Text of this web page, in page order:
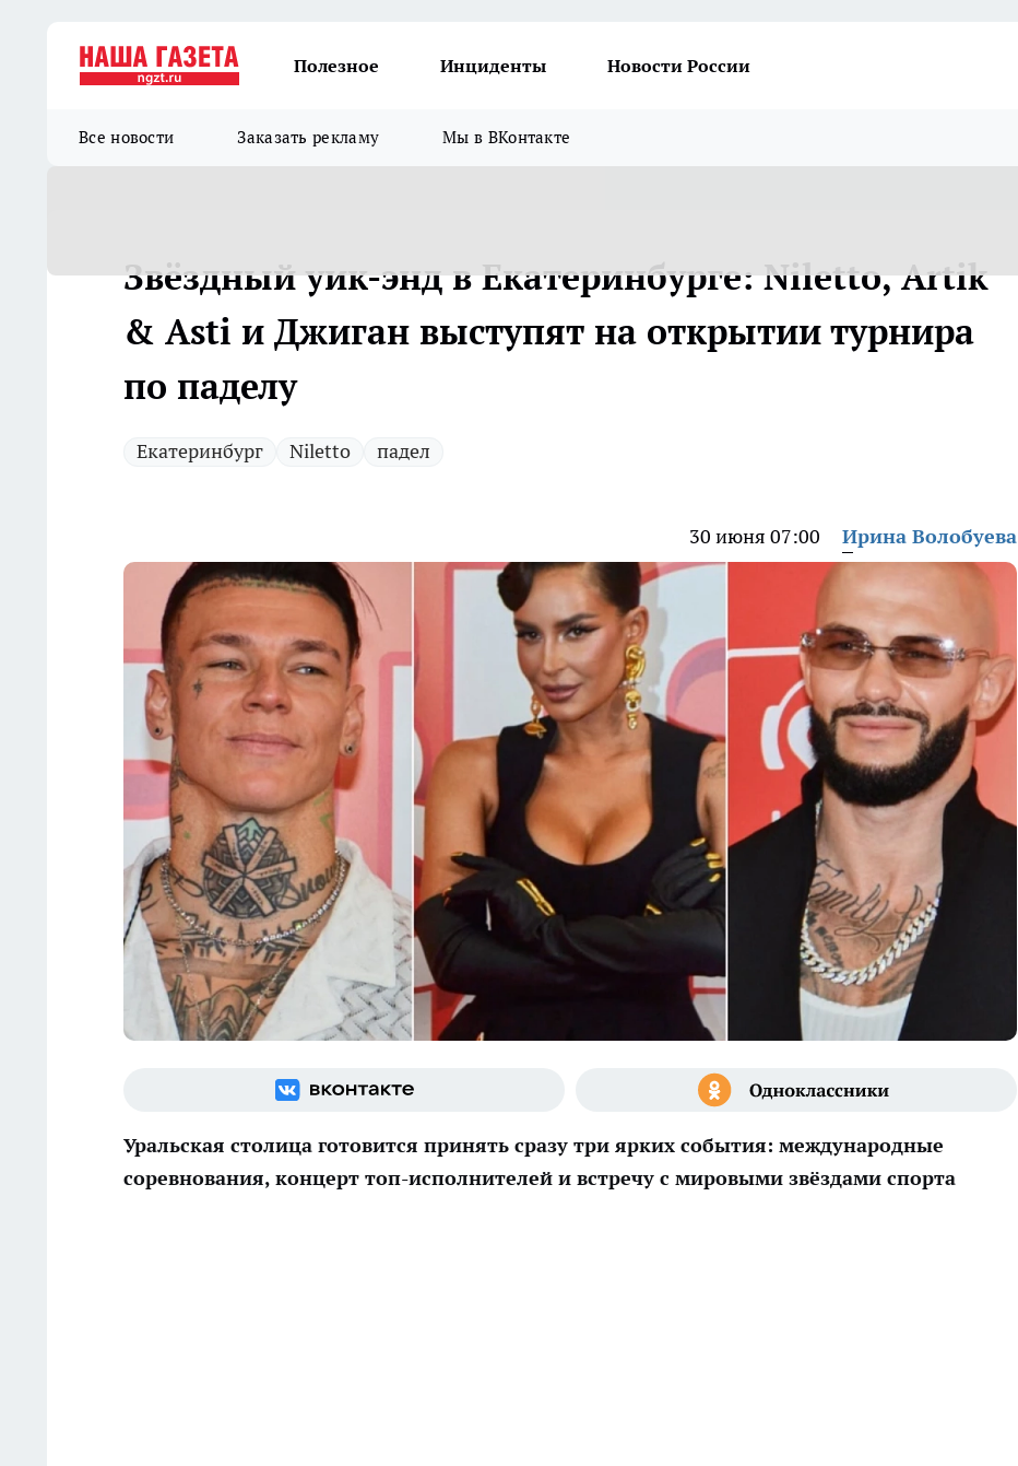
Полезное Инциденты Новости России
Все новости Заказать рекламу Мы в ВКонтакте
Звёздный уик-энд в Екатеринбурге: Niletto, Artik
& Asti и Джиган выступят на открытии турнира
по паделу
Екатеринбург Niletto падел
30 июня 07:00 Ирина Волобуева
Уральская столица готовится принять сразу три ярких события: международные
соревнования, концерт топ-исполнителей и встречу с мировыми звёздами спорта